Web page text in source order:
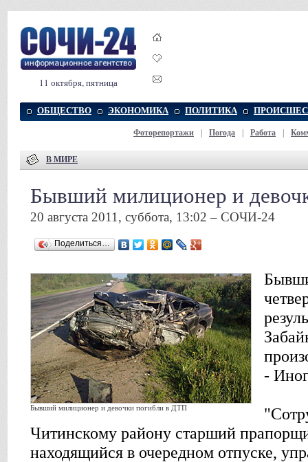
11 октября, пятница
ОБЩЕСТВО ЭКОНОМИКА ПОЛИТИКА
Фоторепортажи Погода Работа
В МИРЕ
Бывший милиционер и
20 августа 2011, суббота, 13:02 – СОЧИ-24
Поделиться…
Бывший милиционер и девочки погибли в ДТП
-
Читинскому району старший
находящийся в очередном отпуске,